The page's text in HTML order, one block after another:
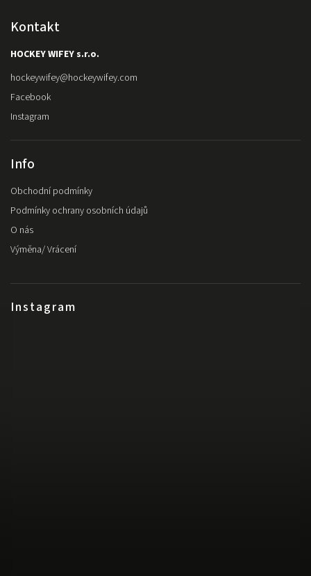
Kontakt
HOCKEY WIFEY s.r.o.
hockeywifey@hockeywifey.com
Facebook
Instagram
Instagram
Info
Obchodní podmínky
Podmínky ochrany osobních údajů
O nás
Výměna/ Vrácení